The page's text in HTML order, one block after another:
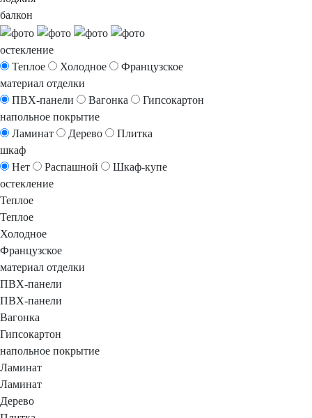
балкон
остекление
Теплое
Холодное
Французское
материал отделки
ПВХ-панели
Вагонка
Гипсокартон
напольное покрытие
Ламинат
Дерево
Плитка
шкаф
Нет
Распашной
Шкаф-купе
остекление
Теплое
Теплое
Холодное
Французское
материал отделки
ПВХ-панели
ПВХ-панели
Вагонка
Гипсокартон
напольное покрытие
Ламинат
Ламинат
Дерево